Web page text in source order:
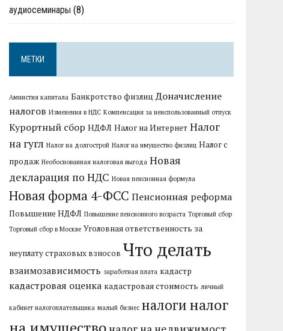
аудиосеминары (8)
МЕТКИ
Амнистия капитала Банкротство физлиц Доначисление
налогов Изменения в НДС Компенсация за неиспользованный отпуск
Курортный сбор НДФЛ Налог на Интернет Налог
на гугл Налог на долгострой Налог на имущество физлиц Налог с
продаж Необоснованная налоговая выгода Новая
декларация по НДС Новая пенсионная формула
Новая форма 4-ФСС Пенсионная реформа
Повышение НДФЛ Повышение пенсионного возраста Торговый сбор
Торговый сбор в Москве Уголовная ответственность за
неуплату страховых взносов Что делать
взаимозависимость заработная плата кадастр
кадастровая оценка кадастровая стоимость личный
кабинет налогоплательщика малый бизнес налоги налог